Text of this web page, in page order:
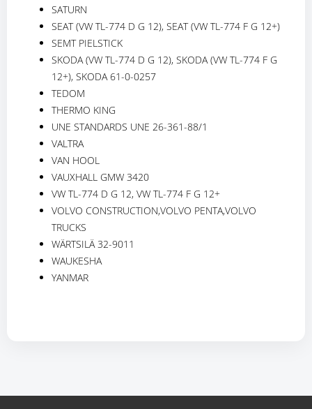
SATURN
SEAT (VW TL-774 D G 12), SEAT (VW TL-774 F G 12+)
SEMT PIELSTICK
SKODA (VW TL-774 D G 12), SKODA (VW TL-774 F G
12+), SKODA 61-0-0257
TEDOM
THERMO KING
UNE STANDARDS UNE 26-361-88/1
VALTRA
VAN HOOL
VAUXHALL GMW 3420
VW TL-774 D G 12, VW TL-774 F G 12+
VOLVO CONSTRUCTION,VOLVO PENTA,VOLVO
TRUCKS
WÄRTSILÄ 32-9011
WAUKESHA
YANMAR